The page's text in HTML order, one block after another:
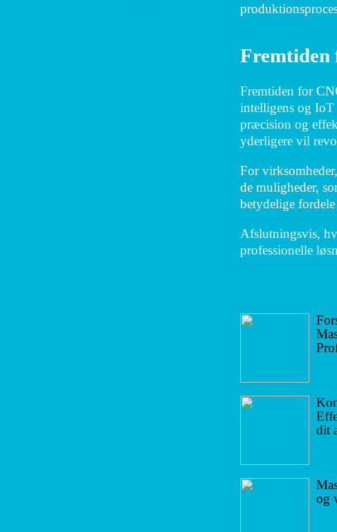
Fremtiden
Fremtiden for
intelligens og IoT
præcision og
yderligere vil
For
de muligheder,
betydelige
Afslutningsvis,
professionelle
dit
og